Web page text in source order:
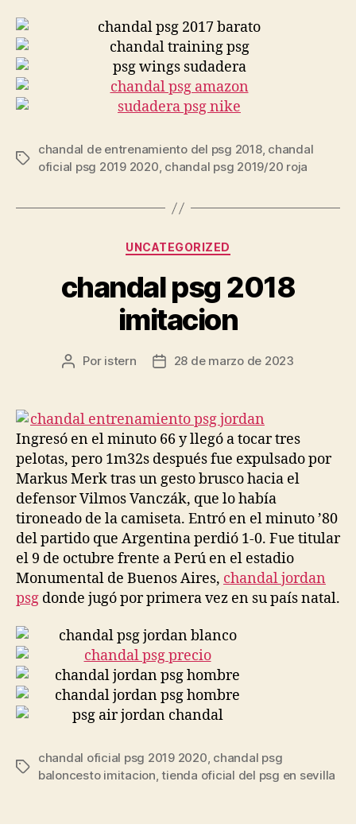
Etiquetas
chandal de entrenamiento del psg 2018, chandal
oficial psg 2019 2020, chandal psg 2019/20 roja
Categorías
UNCATEGORIZED
chandal psg 2018
imitacion
Autor
entrada
Por istern
Fecha
entrada
28 de marzo de 2023
Ingresó en el minuto 66 y llegó a tocar tres
pelotas, pero 1m32s después fue expulsado por
Markus Merk tras un gesto brusco hacia el
defensor Vilmos Vanczák, que lo había
tironeado de la camiseta. Entró en el minuto ’80
del partido que Argentina perdió 1-0. Fue titular
el 9 de octubre frente a Perú en el estadio
Monumental de Buenos Aires, chandal jordan
psg donde jugó por primera vez en su país natal.
Etiquetas
chandal oficial psg 2019 2020, chandal psg
baloncesto imitacion,tienda oficial del psg en sevilla